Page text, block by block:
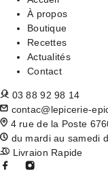
À propos
Boutique
Recettes
Actualités
Contact
03 88 92 98 14
contac@lepicerie-
4 rue de la Poste
du mardi au samedi
Livraion Rapide